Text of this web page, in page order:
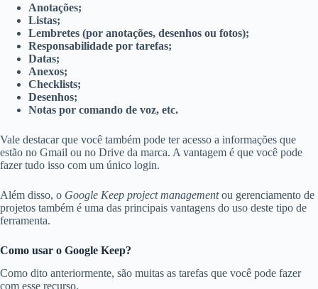
Anotações;
Listas;
Lembretes (por anotações, desenhos ou fotos);
Responsabilidade por tarefas;
Datas;
Anexos;
Checklists;
Desenhos;
Notas por comando de voz, etc.
Vale destacar que você também pode ter acesso a informações que
estão no Gmail ou no Drive da marca. A vantagem é que você pode
fazer tudo isso com um único login.
Além disso, o Google Keep project managementou gerenciamento de
projetos também é uma das principais vantagens do uso deste tipo de
ferramenta.
Como usar o Google Keep?
Como dito anteriormente, são muitas as tarefas que você pode fazer
com esse recurso.